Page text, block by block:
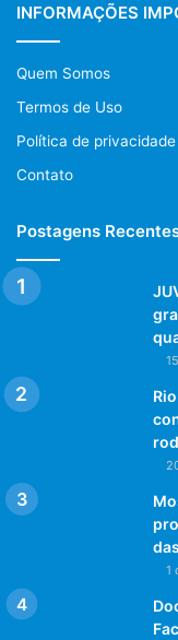
INFORMAÇÕES
Quem Somos
Termos de Uso
Política de privacidade
Contato
Postagens
1